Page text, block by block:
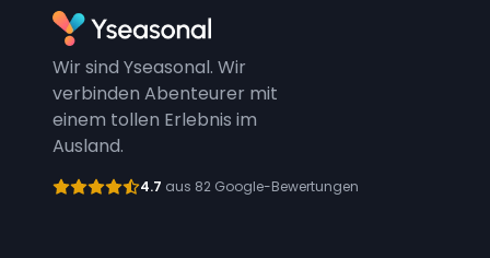
Wir sind Yseasonal. Wir
verbinden Abenteurer mit
einem tollen Erlebnis im
Ausland.
4.7 aus 82 Google-Bewertungen